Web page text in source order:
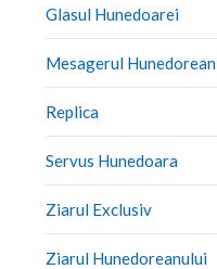
Glasul Hunedoarei
Mesagerul Hunedorean
Replica
Servus Hunedoara
Ziarul Exclusiv
Ziarul Hunedoreanului